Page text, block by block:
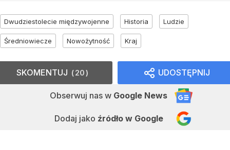
Dwudziestolecie międzywojenne Historia Ludzie
Średniowiecze Nowożytność Kraj
UDOSTĘPNIJ
Obserwuj nas w Google News
Dodaj jako źródło w Google
SKOMENTUJ 20